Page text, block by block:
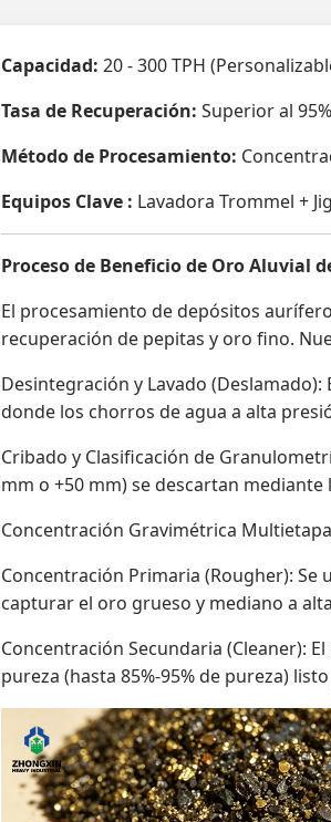
Capacidad: 20 - 300 TPH
Tasa de Recuperación: Superior al
Método de Procesamiento:
Equipos Clave : Lavadora Trommel +
Proceso de Beneficio de Oro Aluvial
El procesamiento de depósitos
recuperación de pepitas y oro fino.
Desintegración y Lavado
donde los chorros de agua a alta
Cribado y Clasificación de
mm o +50 mm) se descartan
Concentración Gravimétrica
Concentración Primaria (Rougher):
capturar el oro grueso y mediano a
Concentración Secundaria (Cleaner):
pureza (hasta 85%-95% de pureza)